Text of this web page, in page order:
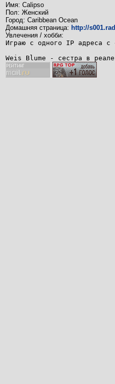
Имя: Calipso
Пол: Женский
Город: Caribbean Ocean
Домашняя страница: http://
Увлечения / хобби:
Играю с одного IP адреса с
Weis Blume - сестра в